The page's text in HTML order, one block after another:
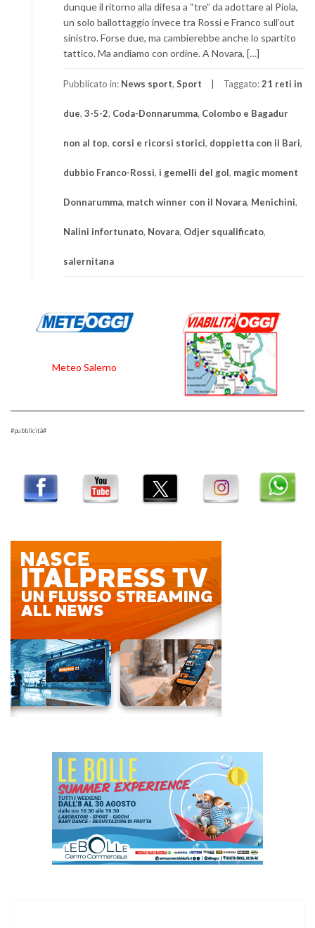
dunque il ritorno alla difesa a “tre” da adottare al Piola,
un solo ballottaggio invece tra Rossi e Franco sull’out
sinistro. Forse due, ma cambierebbe anche lo spartito
tattico. Ma andiamo con ordine. A Novara, […]
Pubblicato in: News sport, Sport Taggato:21 reti in
due, 3-5-2, Coda-Donnarumma, Colombo e Bagadur
non al top, corsi e ricorsi storici, doppietta con il Bari,
dubbio Franco-Rossi, i gemelli del gol, magic moment
Donnarumma, match winner con il Novara, Menichini,
Nalini infortunato, Novara, Odjer squalificato,
salernitana
Meteo Salerno
#pubblicità#